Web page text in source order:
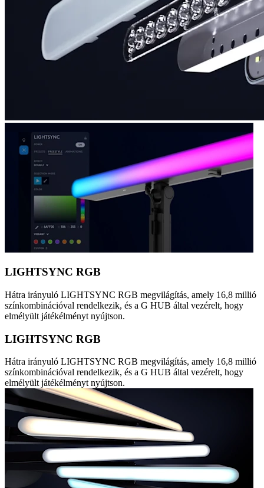
LIGHTSYNC RGB
Hátra irányuló LIGHTSYNC RGB megvilágítás, amely 16,8 millió
színkombinációval rendelkezik, és a G HUB által vezérelt, hogy
elmélyült játékélményt nyújtson.
LIGHTSYNC RGB
Hátra irányuló LIGHTSYNC RGB megvilágítás, amely 16,8 millió
színkombinációval rendelkezik, és a G HUB által vezérelt, hogy
elmélyült játékélményt nyújtson.